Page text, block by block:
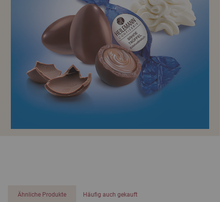
Ähnliche Produkte Häufig auch gekauft